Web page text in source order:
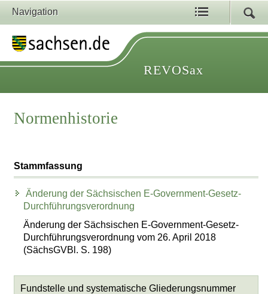
Navigation
REVOSax
Normenhistorie
Stammfassung
Änderung der Sächsischen E-Government-Gesetz-
Durchführungsverordnung
Änderung der Sächsischen E-Government-Gesetz-
Durchführungsverordnung vom 26. April 2018
(SächsGVBl. S. 198)
Fundstelle und systematische Gliederungsnummer